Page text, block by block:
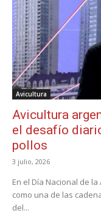
Avicultura
Avicultura
el desafío
pollos
3 julio, 2026
En el Día Nacional de
como una de las
del...